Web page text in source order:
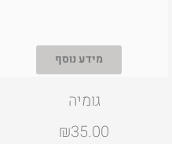
מידע נוסף
גומיה
₪35.00